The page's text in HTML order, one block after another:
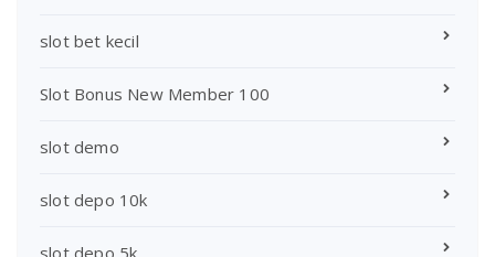
slot bet kecil
Slot Bonus New Member 100
slot demo
slot depo 10k
slot depo 5k